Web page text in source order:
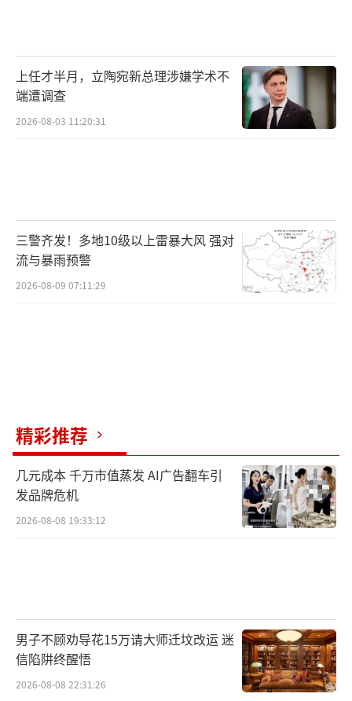
上任才半月，立陶宛新总理涉嫌学术不
端遭调查
2026-08-03 11:20:31
三警齐发！多地10级以上雷暴大风 强对
流与暴雨预警
2026-08-09 07:11:29
精彩推荐
几元成本 千万市值蒸发 AI广告翻车引
发品牌危机
2026-08-08 19:33:12
男子不顾劝导花15万请大师迁坟改运 迷
信陷阱终醒悟
2026-08-08 22:31:26